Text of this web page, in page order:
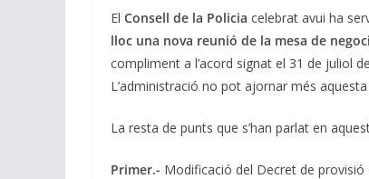
El Consell de la Policia celebrat avui ha
lloc una nova reunió de la mesa de
compliment a l’acord signat el 31 de juliol
L’administració no pot ajornar més
La resta de punts que s’han parlat en
Primer.- Modificació del Decret de